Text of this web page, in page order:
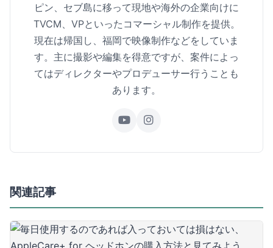
ピン、セブ島に移って現地や海外の企業向けに
TVCM、VPといったコマーシャル制作を提供。
現在は帰国し、福岡で映像制作などをしていま
す。主に撮影や編集を得意ですが、案件によっ
てはディレクターやプロデューサー行うことも
あります。
関連記事